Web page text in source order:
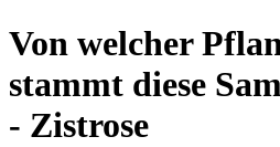
Von welcher
stammt diese
- Zistrose